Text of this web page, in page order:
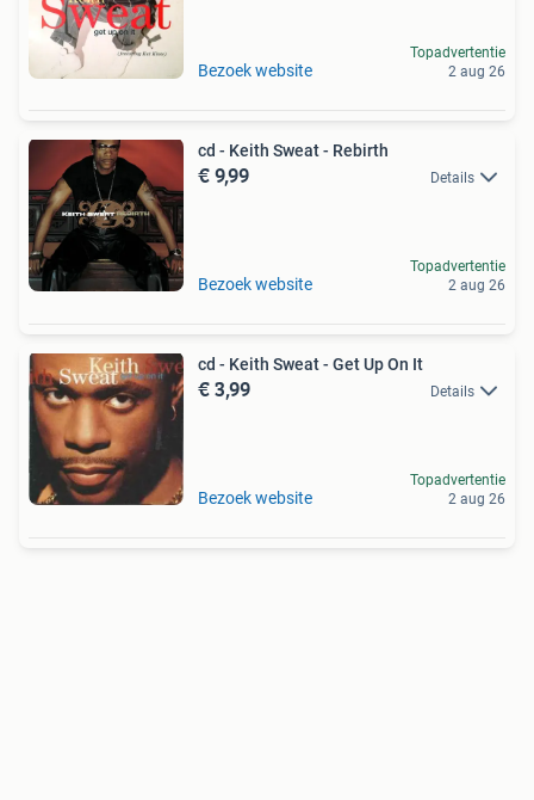
Bezoek website
Topadvertentie
2 aug 26
cd - Keith Sweat - Rebirth
€ 9,99 Details
Bezoek website
Topadvertentie
2 aug 26
cd - Keith Sweat - Get Up On It
€ 3,99 Details
Bezoek website
Topadvertentie
2 aug 26